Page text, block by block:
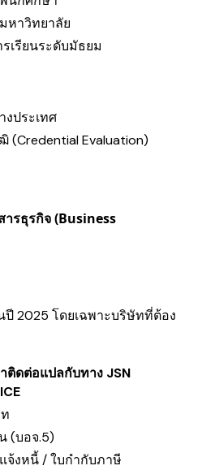
หาวิทยาลัย
เรียนระดับมัธยม
งประเทศ
Evaluation)
ารธุรกิจ (Business
ปี 2025 โดยเฉพาะบริษัทที่ต้อง
ติดต่อแปลกับทาง JSN
(บอจ.5)
จ้งหนี้ / ใบกำกับภาษี